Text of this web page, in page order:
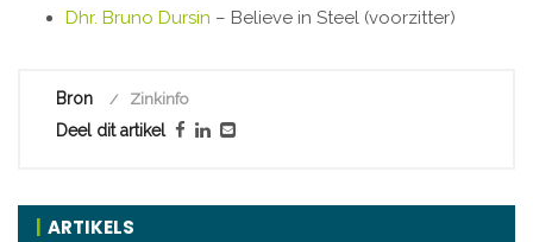
Dhr. Bruno Dursin – Believe in Steel (voorzitter)
Bron Zinkinfo
Deel dit artikel
ARTIKELS